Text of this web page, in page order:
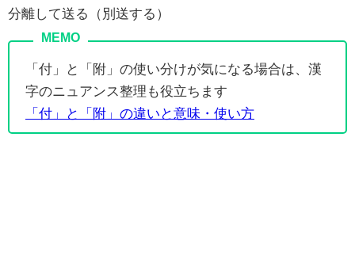
分離して送る（別送する）
「付」と「附」の使い分けが気になる場合は、漢
字のニュアンス整理も役立ちます
「付」と「附」の違いと意味・使い方